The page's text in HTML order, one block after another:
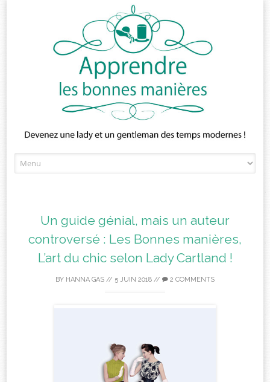
to
Un guide génial, mais un auteur
controversé : Les Bonnes manières,
L’art du chic selon Lady Cartland !
BY HANNA GAS // 5 JUIN 2018 // 2 COMMENTS